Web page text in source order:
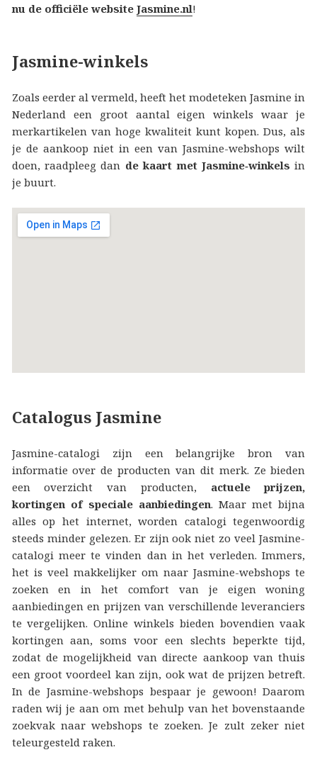
nu de officiële website Jasmine.nl!
Jasmine-winkels
Zoals eerder al vermeld, heeft het modeteken Jasmine in
Nederland een groot aantal eigen winkels waar je
merkartikelen van hoge kwaliteit kunt kopen. Dus, als
je de aankoop niet in een van Jasmine-webshops wilt
doen, raadpleeg dan de kaart met Jasmine‑winkels in
je buurt.
Catalogus Jasmine
Jasmine-catalogi zijn een belangrijke bron van
informatie over de producten van dit merk. Ze bieden
een overzicht van producten, actuele prijzen,
kortingen of speciale aanbiedingen. Maar met bijna
alles op het internet, worden catalogi tegenwoordig
steeds minder gelezen. Er zijn ook niet zo veel Jasmine-
catalogi meer te vinden dan in het verleden. Immers,
het is veel makkelijker om naar Jasmine-webshops te
zoeken en in het comfort van je eigen woning
aanbiedingen en prijzen van verschillende leveranciers
te vergelijken. Online winkels bieden bovendien vaak
kortingen aan, soms voor een slechts beperkte tijd,
zodat de mogelijkheid van directe aankoop van thuis
een groot voordeel kan zijn, ook wat de prijzen betreft.
In de Jasmine-webshops bespaar je gewoon! Daarom
raden wij je aan om met behulp van het bovenstaande
zoekvak naar webshops te zoeken. Je zult zeker niet
teleurgesteld raken.